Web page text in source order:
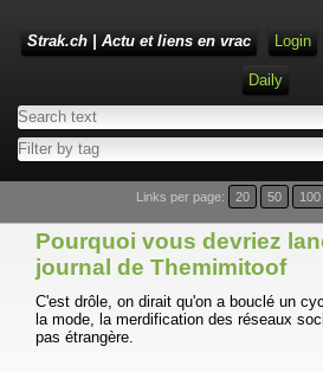
Strak.ch | Actu et liens en vrac Login
Daily
Links per page: 20 50 100
Pourquoi vous devriez
journal de Themimitoof
C'est drôle, on dirait qu'on a bouclé un
la mode, la merdification des réseaux
pas étrangère.